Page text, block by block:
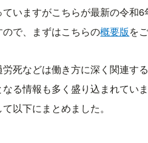
ていますがこちらが最新の令和
ので、まずはこちらの概要版を
労死などは働き方に深く関連す
なる情報も多く盛り込まれてい
て以下にまとめました。